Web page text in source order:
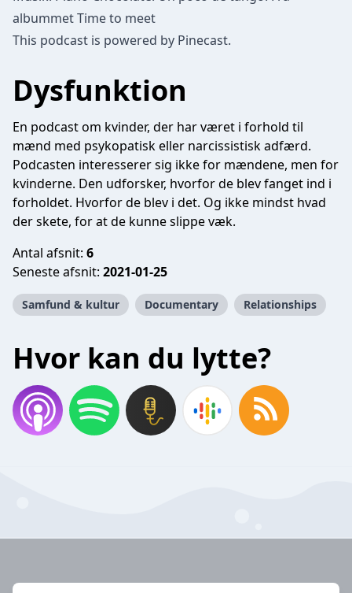
albummet Time to meet
This podcast is powered by Pinecast.
Dysfunktion
En podcast om kvinder, der har været i forhold til
mænd med psykopatisk eller narcissistisk adfærd.
Podcasten interesserer sig ikke for mændene, men for
kvinderne. Den udforsker, hvorfor de blev fanget ind i
forholdet. Hvorfor de blev i det. Og ikke mindst hvad
der skete, for at de kunne slippe væk.
Antal afsnit: 6
Seneste afsnit: 2021-01-25
Samfund & kultur Documentary Relationships
Hvor kan du lytte?